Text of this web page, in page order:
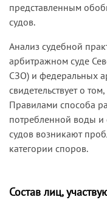
представленным
судов.
Анализ судебной
арбитражном суде
СЗО) и федеральных
свидетельствует о
Правилами способа
потребленной воды
судов возникают
категории споров.
Состав лиц,